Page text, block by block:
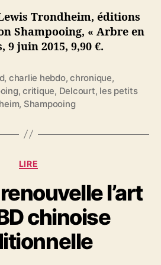
Trondheim, éditions
Shampooing, « Arbre en
9 juin 2015, 9,90 €.
, charlie hebdo,chronique,
,critique, Delcourt, les petits
, Shampooing
C
t
é
g
o
r
i
LIRE
l’art
chinoise